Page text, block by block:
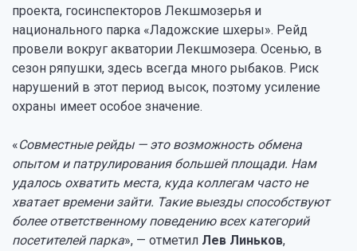
проекта, госинспекторов Лекшмозерья и
национального парка «Ладожские шхеры». Рейд
провели вокруг акватории Лекшмозера. Осенью, в
сезон ряпушки, здесь всегда много рыбаков. Риск
нарушений в этот период высок, поэтому усиление
охраны имеет особое значение.
«Совместные рейды — это возможность обмена
опытом и патрулирования большей площади. Нам
удалось охватить места, куда коллегам часто не
хватает времени зайти. Такие выезды способствуют
более ответственному поведению всех категорий
посетителей парка», — отметил Лев Линьков,